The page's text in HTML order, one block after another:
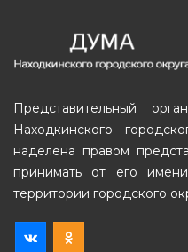
Представительный
Находкинского
наделена правом
принимать от его
территории городского